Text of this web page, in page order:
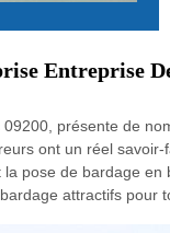
Entreprise
09200, présente de
ont un réel
pose de bardage en
attractifs pour